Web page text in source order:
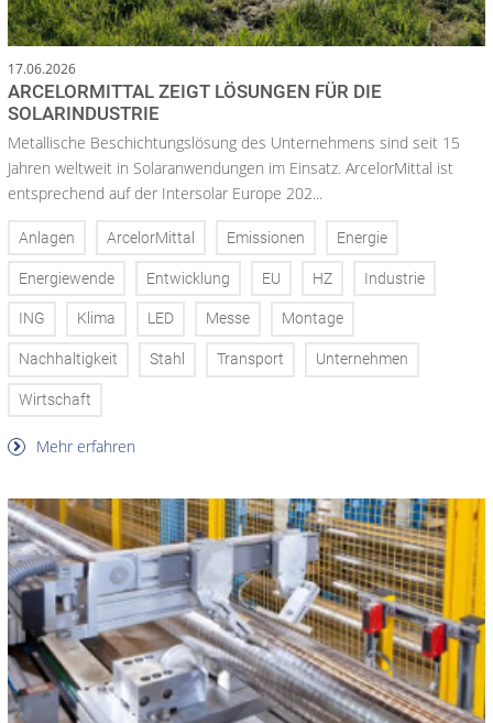
17.06.2026
ARCELORMITTAL ZEIGT LÖSUNGEN FÜR DIE
SOLARINDUSTRIE
Metallische Beschichtungslösung des Unternehmens sind seit 15
Jahren weltweit in Solaranwendungen im Einsatz. ArcelorMittal ist
entsprechend auf der Intersolar Europe 202...
Anlagen ArcelorMittal Emissionen Energie
Energiewende Entwicklung EU HZ Industrie
ING Klima LED Messe Montage
Nachhaltigkeit Stahl Transport Unternehmen
Wirtschaft
Mehr erfahren